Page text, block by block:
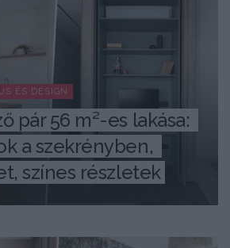
ÉS DESIGN
pár 56 m²-es lakása:
a szekrényben,
színes részletek